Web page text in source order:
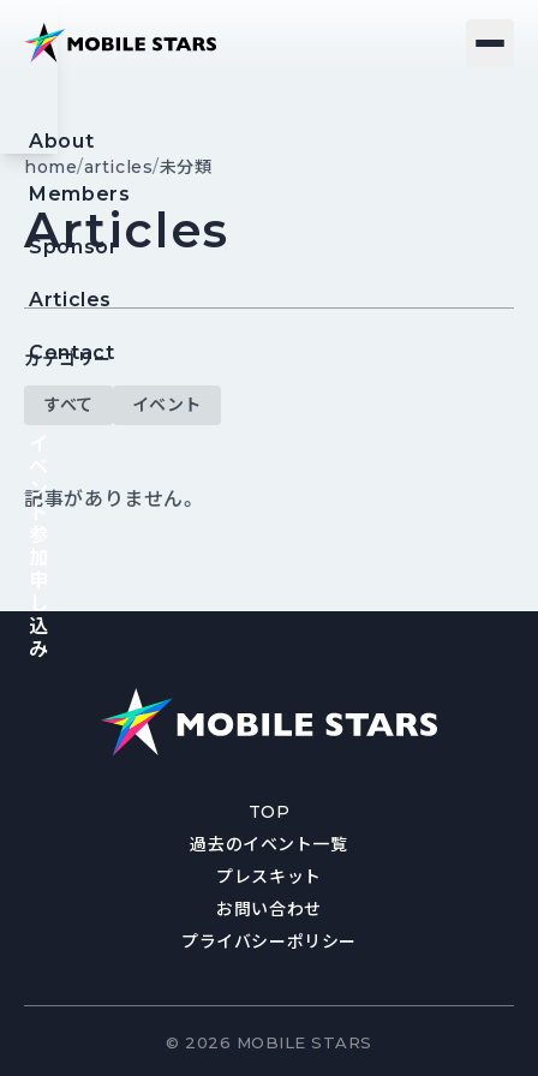
About
Members
Sponsor
Articles
Contact
ン
ト
込
み
home/articles/未分類
Articles
カテゴリー
すべて イベント
記事がありません。
TOP
過去のイベント一覧
プレスキット
お問い合わせ
プライバシーポリシー
© 2026 MOBILE STARS